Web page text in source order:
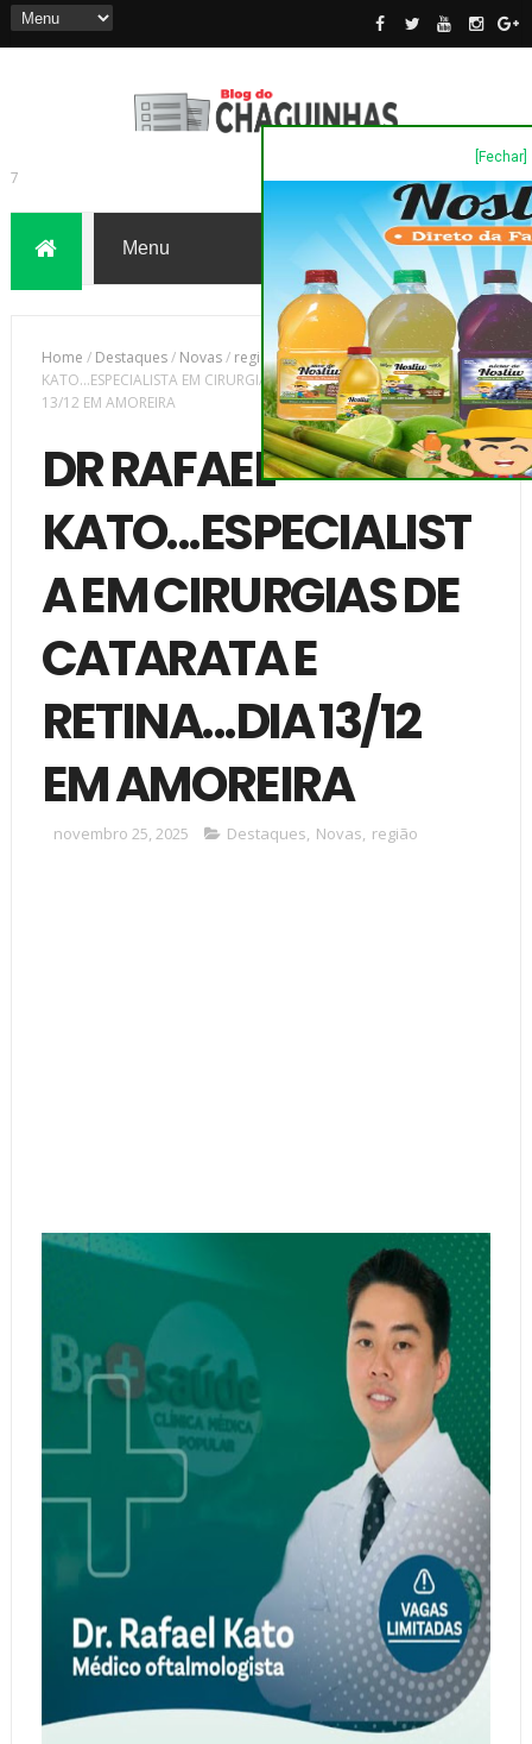
[Fechar]
7
Home / Destaques/ Novas/ região/DR RAFAEL
KATO...ESPECIALISTA EM CIRURGIAS DE CATARATA E RETINA...DIA
13/12 EM AMOREIRA
DR RAFAEL
KATO...ESPECIALIST
A EM CIRURGIAS DE
CATARATA E
RETINA...DIA 13/12
EM AMOREIRA
novembro 25, 2025 Destaques, Novas, região